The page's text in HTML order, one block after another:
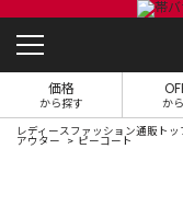
価格
から探す か
レディースファッション通販トッ
アウター ピーコート